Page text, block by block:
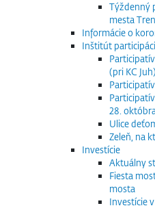
Týždenný
mesta
Informácie o
Inštitút
(pri KC Juh)
28.
Ulice
Zeleň, na
Investície
Aktuálny
Fiesta
mosta
Investície